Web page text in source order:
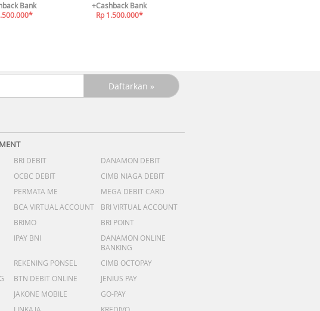
Bank
+Cashback Bank
Rp 1.500.000*
BRI DEBIT
DANAMON DEBIT
OCBC DEBIT
CIMB NIAGA DEBIT
PERMATA ME
MEGA DEBIT CARD
BCA VIRTUAL ACCOUNT
BRI VIRTUAL ACCOUNT
BRIMO
BRI POINT
IPAY BNI
DANAMON ONLINE
BANKING
REKENING PONSEL
CIMB OCTOPAY
BTN DEBIT ONLINE
JENIUS PAY
JAKONE MOBILE
GO-PAY